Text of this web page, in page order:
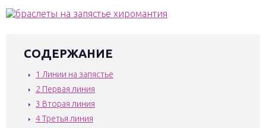
СОДЕРЖАНИЕ
1 Линии на запястье
2 Первая линия
3 Вторая линия
4Третья линия